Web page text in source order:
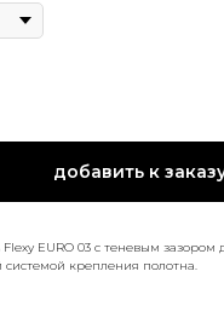
добавить к
EURO 03 с теневым зазором
системой крепления полотна.